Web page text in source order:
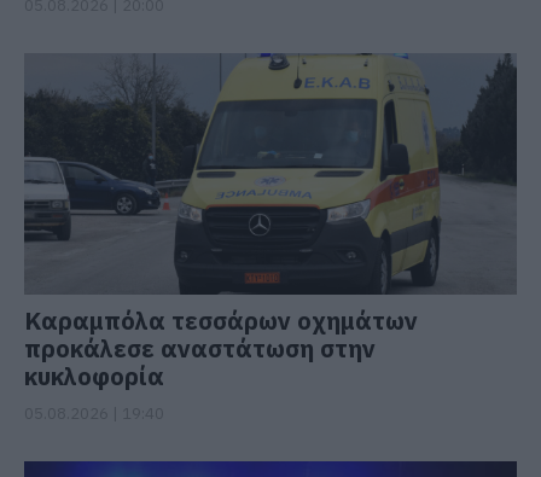
Καραμπόλα τεσσάρων οχημάτων
προκάλεσε αναστάτωση στην
κυκλοφορία